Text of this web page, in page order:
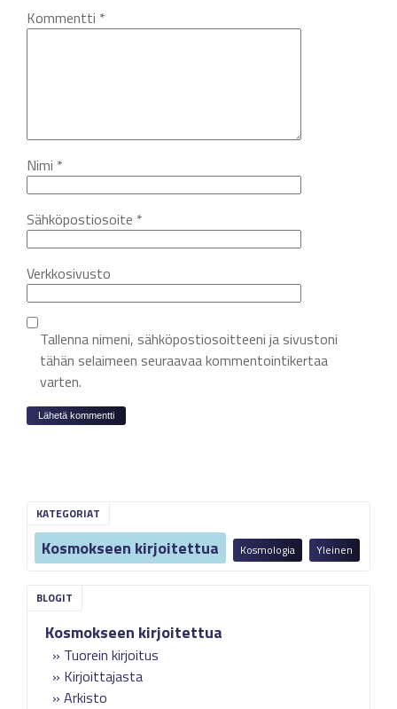
KATEGORIAT
Kosmokseen kirjoitettua Kosmologia Yleinen
Kosmokseen kirjoitettua
Tuorein kirjoitus
Kirjoittajasta
Arkisto
Kommentti *
Nimi *
Sähköpostiosoite *
Verkkosivusto
Tallenna nimeni, sähköpostiosoitteeni ja sivustoni
tähän selaimeen seuraavaa kommentointikertaa
varten.